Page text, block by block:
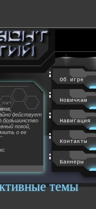
темы
действует
большинство
покой,
о ее
Об игре
Новичкам
Навигация
Контакты
Баннеры